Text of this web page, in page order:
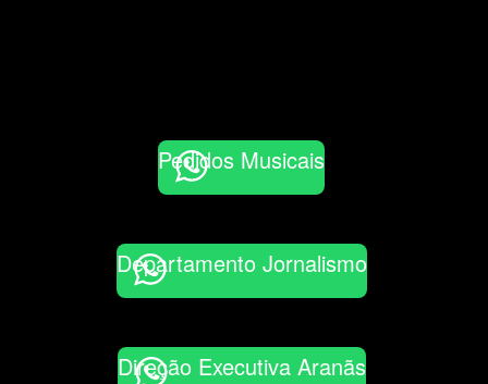
Pedidos Musicais
Departamento Jornalismo
Direção Executiva Aranãs